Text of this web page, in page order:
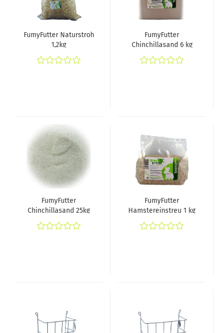
FumyFutter Naturstroh
1,2kg
FumyFutter
Chinchillasand 6 kg
Eimer
FumyFutter
Chinchillasand 25kg
FumyFutter
Hamstereinstreu 1 kg